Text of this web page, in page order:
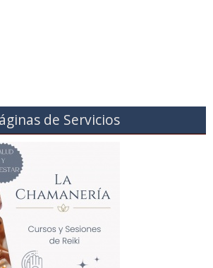
de Servicios